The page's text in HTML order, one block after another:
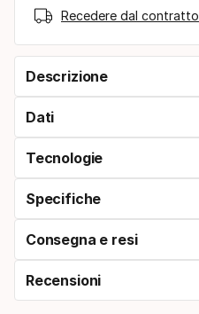
Recedere dal contratto
Descrizione
Dati
Tecnologie
Specifiche
Consegna e resi
Recensioni